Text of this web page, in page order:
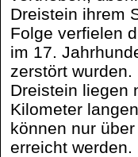
Dreistein ihrem
Folge verfielen
im 17.
zerstört
Dreistein liegen
Kilometer
können nur
erreicht werden.